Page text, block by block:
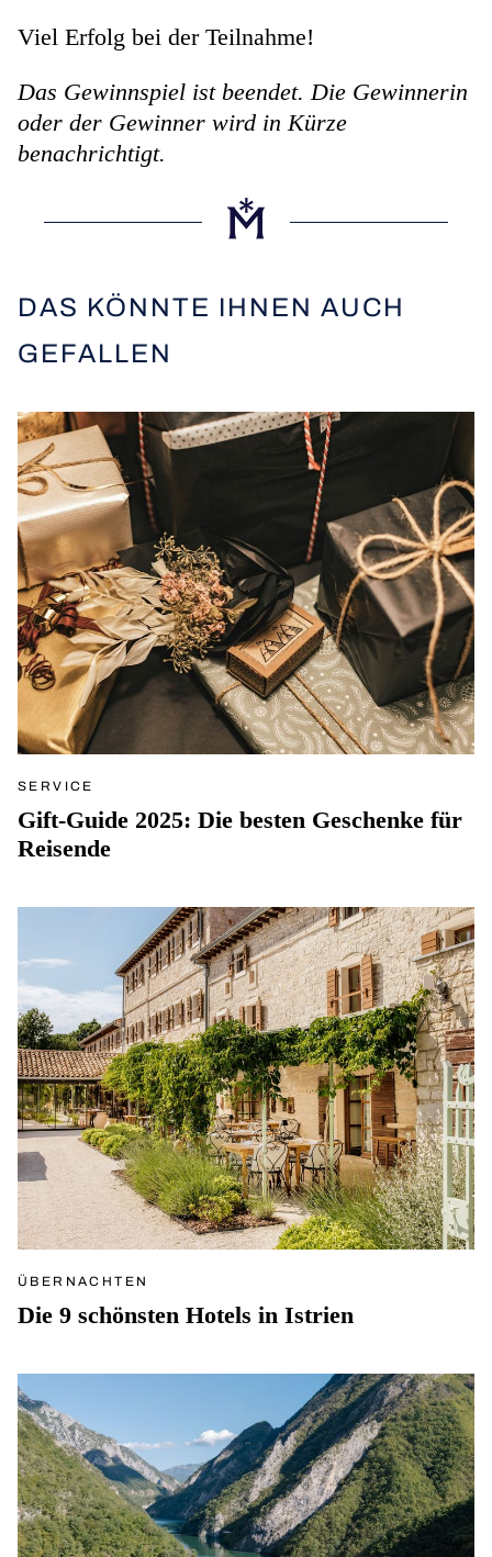
Viel Erfolg bei der Teilnahme!
Das Gewinnspiel ist beendet. Die Gewinnerin
oder der Gewinner wird in Kürze
benachrichtigt.
DAS KÖNNTE IHNEN AUCH
GEFALLEN
SERVICE
Gift-Guide 2025: Die besten Geschenke für
Reisende
ÜBERNACHTEN
Die 9 schönsten Hotels in Istrien